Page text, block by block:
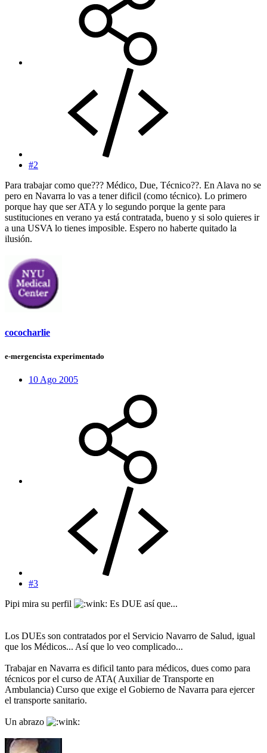
#2
Para trabajar como que??? Médico, Due, Técnico??. En Alava no se
pero en Navarra lo vas a tener dificil (como técnico). Lo primero
porque hay que ser ATA y lo segundo porque la gente para
sustituciones en verano ya está contratada, bueno y si solo quieres ir
a una USVA lo tienes imposible. Espero no haberte quitado la
ilusión.
cococharlie
e-mergencista experimentado
10 Ago 2005
#3
Pipi mira su perfil
Es DUE así que...
Los DUEs son contratados por el Servicio Navarro de Salud, igual
que los Médicos... Así que lo veo complicado...
Trabajar en Navarra es dificil tanto para médicos, dues como para
técnicos por el curso de ATA( Auxiliar de Transporte en
Ambulancia) Curso que exige el Gobierno de Navarra para ejercer
el transporte sanitario.
Un abrazo